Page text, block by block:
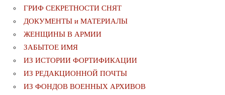
ГРИФ СЕКРЕТНОСТИ СНЯТ
ДОКУМЕНТЫ и МАТЕРИАЛЫ
ЖЕНЩИНЫ В АРМИИ
ЗАБЫТОЕ ИМЯ
ИЗ ИСТОРИИ ФОРТИФИКАЦИИ
ИЗ РЕДАКЦИОННОЙ ПОЧТЫ
ИЗ ФОНДОВ ВОЕННЫХ АРХИВОВ